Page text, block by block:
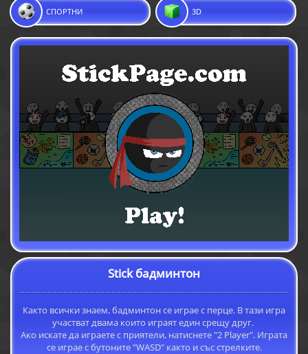
СПОРТНИ 3D
Stick бадминтон
Както всички знаем, бадминтон се играе с перце. В тази игра
участват двама които играят един срещу друг.
Ако искате да играете с приятели, натиснете "2 Player". Играта
се играе с бутоните "WASD" както и със стрелките.